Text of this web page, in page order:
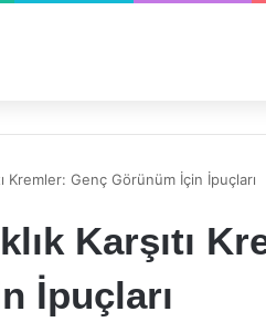
Kremler: Genç Görünüm İçin İpuçları
Karşıtı
İpuçları